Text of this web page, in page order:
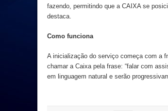
fazendo, permitindo que a CAIXA se
destaca.
Como funciona
A inicialização do serviço começa com a
chamar a Caixa pela frase: “falar com
em linguagem natural e serão